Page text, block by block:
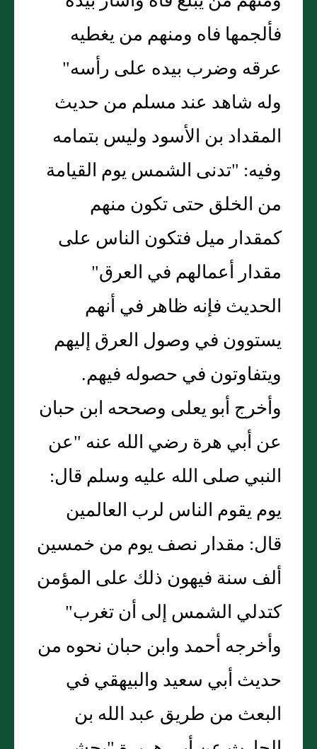
فألجمها فاه ومنهم من يغطيه
عرقه وضرب بيده على رأسه"
وله شاهد عند مسلم من حديث
المقداد بن الأسود وليس بتمامه
وفيه: "تدنى الشمس يوم القيامة
من الخلق حتى تكون منهم
كمقدار ميل فتكون الناس على
مقدار أعمالهم في العرق"
الحديث فإنه ظاهر في أنهم
يستوون في وصول العرق إليهم
ويتفاوتون في حصوله فيهم.
وأخرج أبو يعلى وصححه ابن حبان
عن أبي هرة رضي الله عنه "عن
النبي صلى الله عليه وسلم قال:
يوم يقوم الناس لرب العالمين
قال: مقدار نصف يوم من خمسين
ألف سنة فيهون ذلك على المؤمن
كتدلي الشمس إلى أن تغرب"
وأخرجه أحمد وابن حبان نحوه من
حديث أبي سعيد والبيهقي في
البعث من طريق عبد الله بن